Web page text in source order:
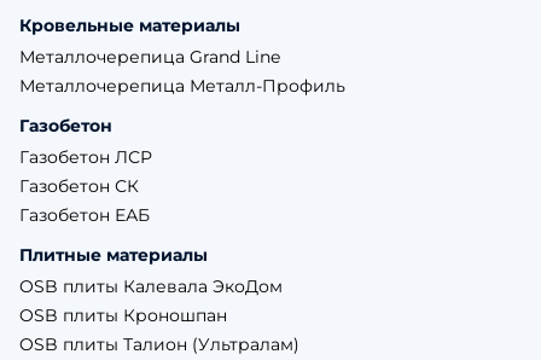
Кровельные материалы
Металлочерепица Grand Line
Металлочерепица Металл-Профиль
Газобетон
Газобетон ЛСР
Газобетон СК
Газобетон ЕАБ
Плитные материалы
OSB плиты Калевала ЭкоДом
OSB плиты Кроношпан
OSB плиты Талион (Ультралам)